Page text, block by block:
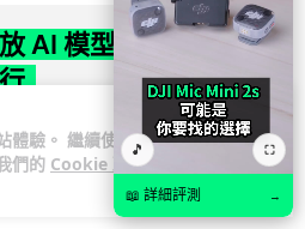
體驗。 繼續使用
們的 Cookie 政
AI 模型 業界質疑安
頂尖 AI 公司，中國開發的開放權重
AI 安全框架的測試範圍。美國業界
🎵 ⛶
📖 詳細評測 →